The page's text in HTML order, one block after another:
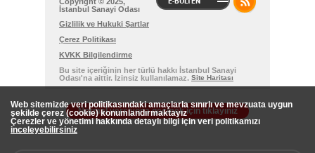
İstanbul Sanayi Odası
Gizlilik ve Hukuki Şartlar
Çerez Politikası
KVKK Bilgilendirme
Bu site içeriğinin her türlü hakkı İstanbul Sanayi
Odası'na aittir. İzinsiz kullanılamaz. Site Haritası
Normal versiyona geçmek için tıklayınız
Web sitemizde veri politikasındaki amaçlarla sınırlı ve mevzuata uygun
şekilde çerez (cookie) konumlandırmaktayız
Çerezler ve yönetimi hakkında detaylı bilgi için veri politikamızı
inceleyebilirsiniz